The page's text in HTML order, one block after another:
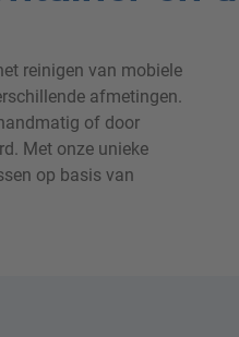
reinigen van mobiele
afmetingen.
of door
Met onze unieke
op basis van
verlaagt, maar het
en
zorgen onze
verbeterde